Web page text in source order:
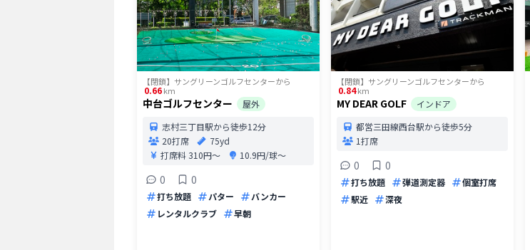
【閉鎖】サングリーンゴルフセンターから
0.66km
中台ゴルフセンター
屋外
志村三丁目駅から徒歩12分
20打席
75yd
打席料310円〜 10.9円/球〜
0 0
打ち放題 パター
バンカー
レンタルクラブ
早朝
【閉鎖】サングリーンゴルフセンターから
0.84km
MY DEAR GOLF
インドア
都営三田線西台駅から徒歩5分
1打席
0 0
打ち放題 弾道測定器
個室打席
駅近
深夜